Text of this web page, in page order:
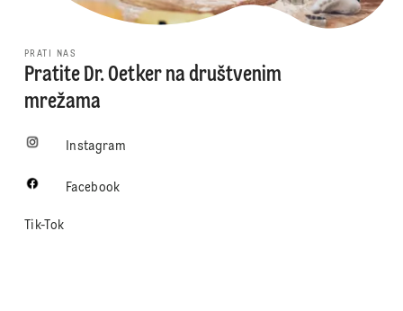
PRATI NAS
Pratite Dr. Oetker na društvenim
mrežama
Instagram
Facebook
Tik-Tok